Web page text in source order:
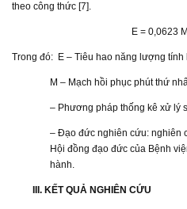
theo công thức [7].
E = 0,0623
Trong đó: E – Tiêu hao năng lượng tính
M – Mạch hồi phục phút thứ
– Phương pháp thống kê xử lý
– Đạo đức nghiên cứu: nghiên
Hội đồng đạo đức của Bệnh
hành.
III. KẾT QUẢ NGHIÊN CỨU